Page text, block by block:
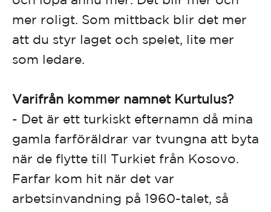
mer roligt. Som mittback blir det mer
att du styr laget och spelet, lite mer
som ledare.
Varifrån kommer namnet Kurtulus?
- Det är ett turkiskt efternamn då mina
gamla farföräldrar var tvungna att byta
när de flytte till Turkiet från Kosovo.
Farfar kom hit när det var
arbetsinvandning på 1960-talet, så